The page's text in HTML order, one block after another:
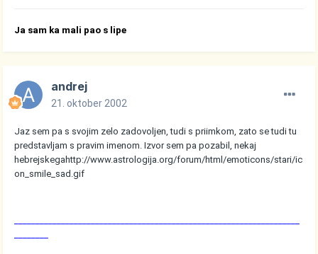
Ja sam ka mali pao s lipe
andrej
21. oktober 2002
Jaz sem pa s svojim zelo zadovoljen, tudi s priimkom, zato se tudi tu
predstavljam s pravim imenom. Izvor sem pa pozabil, nekaj
hebrejskegahttp://www.astrologija.org/forum/html/emoticons/stari/ic
on_smile_sad.gif